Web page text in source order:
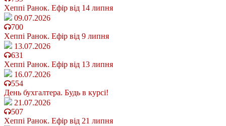
Хеппі Ранок. Ефір від 14 липня
09.07.2026
700
Хеппі Ранок. Ефір від 9 липня
13.07.2026
631
Хеппі Ранок. Ефір від 13 липня
16.07.2026
554
День бухгалтера. Будь в курсі!
21.07.2026
507
Хеппі Ранок. Ефір від 21 липня